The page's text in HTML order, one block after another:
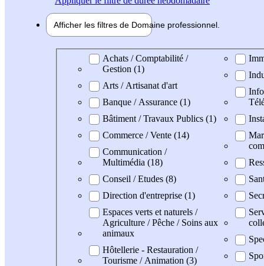
Afficher les filtres de Domaine professionnel
Domaine professionel
Achats / Comptabilité /
Gestion (1)
Arts / Artisanat d'art
Banque / Assurance (1)
Bâtiment / Travaux Publics (1)
Commerce / Vente (14)
Communication /
Multimédia (18)
Conseil / Etudes (8)
Direction d'entreprise (1)
Espaces verts et naturels /
Agriculture / Pêche / Soins aux
animaux
Hôtellerie - Restauration /
Tourisme / Animation (3)